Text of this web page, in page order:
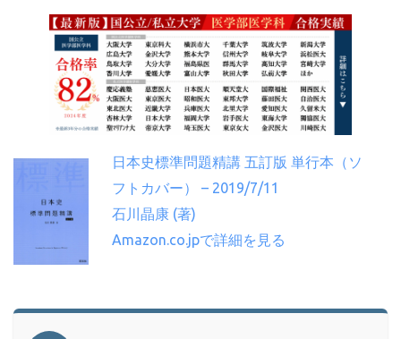
日本史標準問題精講 五訂版 単行本（ソ
フトカバー） – 2019/7/11
石川晶康 (著)
Amazon.co.jpで詳細を見る